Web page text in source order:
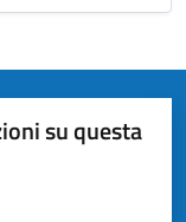
su questa